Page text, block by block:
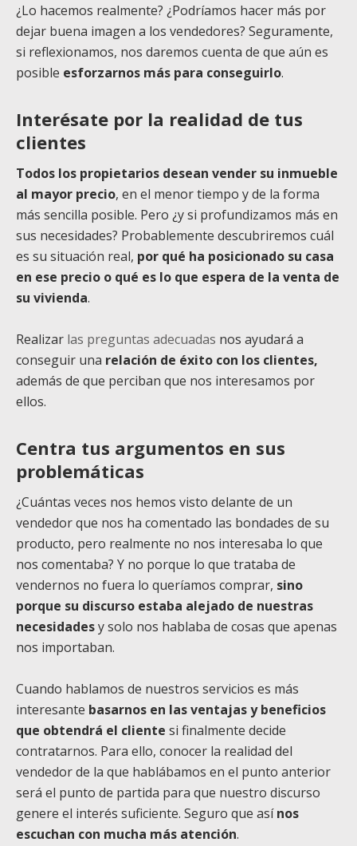
¿Lo hacemos realmente? ¿Podríamos hacer más por
dejar buena imagen a los vendedores? Seguramente,
si reflexionamos, nos daremos cuenta de que aún es
posible esforzarnos más para conseguirlo.
Interésate por la realidad de tus
clientes
Todos los propietarios desean vender su inmueble
al mayor precio, en el menor tiempo y de la forma
más sencilla posible. Pero ¿y si profundizamos más en
sus necesidades? Probablemente descubriremos cuál
es su situación real, por qué ha posicionado su casa
en ese precio o qué es lo que espera de la venta de
su vivienda.
Realizar las preguntas adecuadas nos ayudará a
conseguir una relación de éxito con los clientes,
además de que perciban que nos interesamos por
ellos.
Centra tus argumentos en sus
problemáticas
¿Cuántas veces nos hemos visto delante de un
vendedor que nos ha comentado las bondades de su
producto, pero realmente no nos interesaba lo que
nos comentaba? Y no porque lo que trataba de
vendernos no fuera lo queríamos comprar, sino
porque su discurso estaba alejado de nuestras
necesidadesy solo nos hablaba de cosas que apenas
nos importaban.
Cuando hablamos de nuestros servicios es más
interesante basarnos en las ventajas y beneficios
que obtendrá el cliente si finalmente decide
contratarnos. Para ello, conocer la realidad del
vendedor de la que hablábamos en el punto anterior
será el punto de partida para que nuestro discurso
genere el interés suficiente. Seguro que asínos
escuchan con mucha más atención.